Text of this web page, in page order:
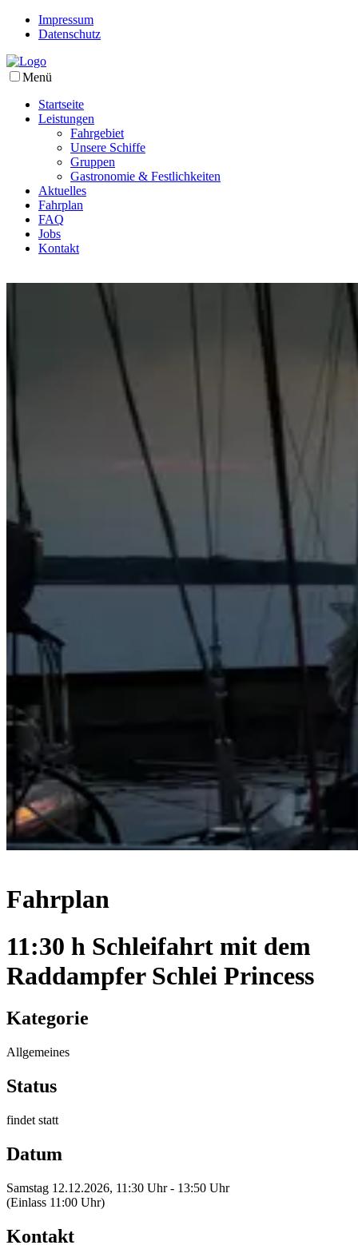
Impressum
Datenschutz
Menü
Startseite
Leistungen
Fahrgebiet
Unsere Schiffe
Gruppen
Gastronomie & Festlichkeiten
Aktuelles
Fahrplan
FAQ
Jobs
Kontakt
Fahrplan
11:30 h Schleifahrt mit dem
Raddampfer Schlei Princess
Kategorie
Allgemeines
Status
findet statt
Datum
Samstag 12.12.2026, 11:30 Uhr - 13:50 Uhr
(Einlass 11:00 Uhr)
Kontakt